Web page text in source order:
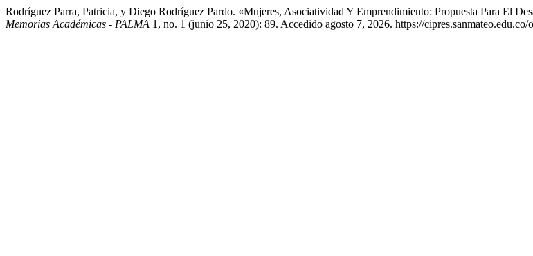
Rodríguez Parra, Patricia, y Diego Rodríguez Pardo. «Mujeres, Asociatividad Y Emprendimiento: Propuesta Para El
Memorias Académicas - PALMA 1, no. 1 (junio 25, 2020): 89. Accedido agosto 7, 2026. https://